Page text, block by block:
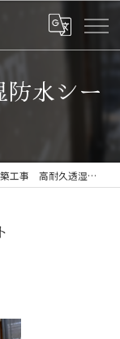
水シー
工事 高耐久透湿防水シート